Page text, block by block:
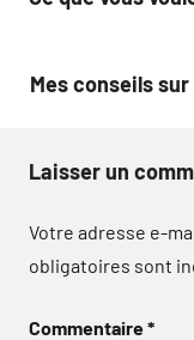
de
Mes conseils
Laisser un
Votre adresse e-
obligatoires sont
Commentaire*